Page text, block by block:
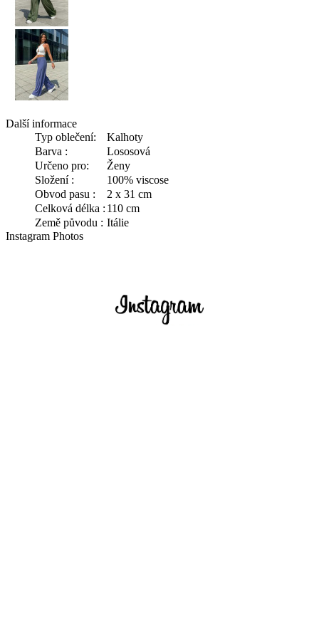
Další informace
Typ oblečení:
Kalhoty
Barva :
Lososová
Určeno pro:
Ženy
Složení :
100% viscose
Obvod pasu :
2 x 31 cm
Celková délka : 110 cm
Země původu : Itálie
Instagram Photos